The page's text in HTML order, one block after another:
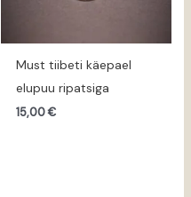
Must tiibeti käepael
elupuu ripatsiga
15,00€